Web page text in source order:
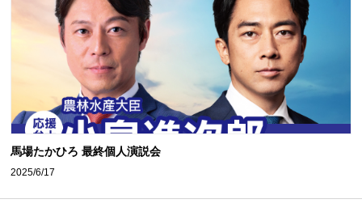
馬場たかひろ 最終個人演説会
2025/6/17